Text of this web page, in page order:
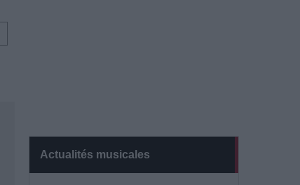
Actualités musicales